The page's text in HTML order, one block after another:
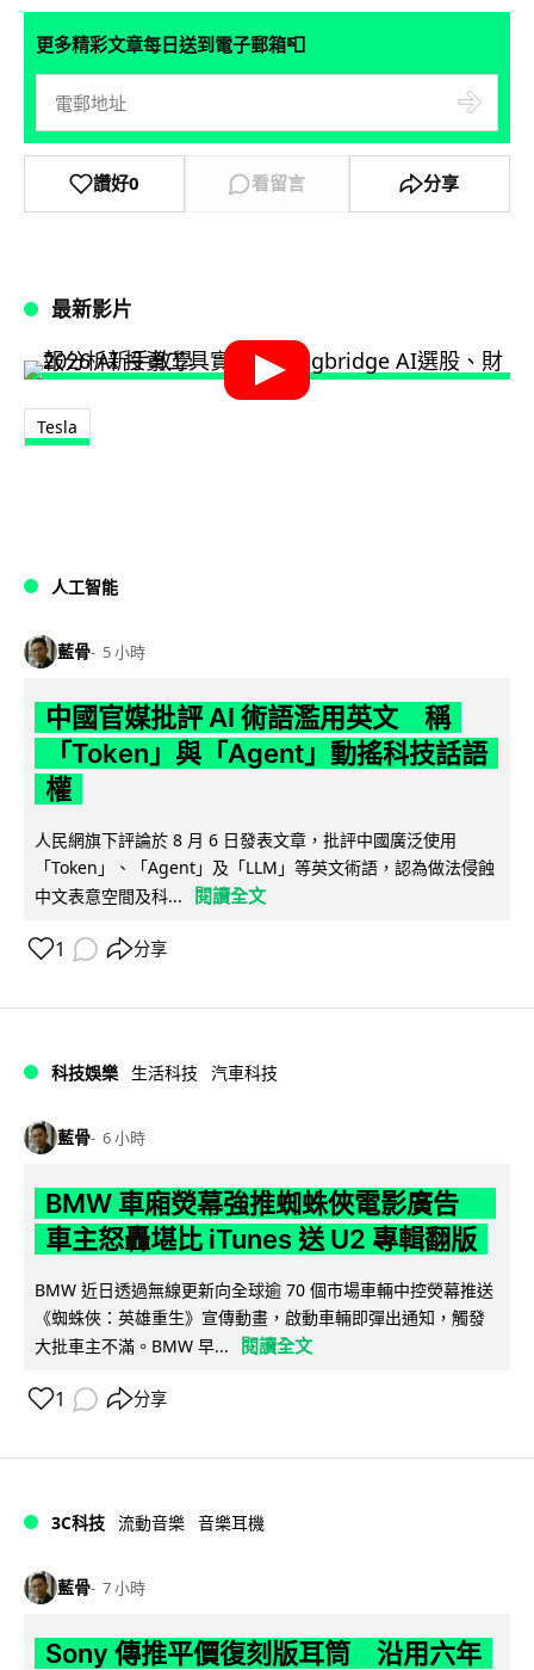
更多精彩文章每日送到電子郵箱📮
讚好0 看留言 分享
最新影片
Tesla
人工智能
藍骨 5 小時
中國官媒批評 AI 術語濫用英文 稱
「Token」與「Agent」動搖科技話語
權
人民網旗下評論於 8 月 6 日發表文章，批評中國廣泛使用
「Token」、「Agent」及「LLM」等英文術語，認為做法侵蝕
中文表意空間及科...
閱讀全文
1 分享
科技娛樂 生活科技 汽車科技
藍骨 6 小時
BMW 車廂熒幕強推蜘蛛俠電影廣告
車主怒轟堪比 iTunes 送 U2 專輯翻版
BMW 近日透過無線更新向全球逾 70 個市場車輛中控熒幕推送
《蜘蛛俠：英雄重生》宣傳動畫，啟動車輛即彈出通知，觸發
大批車主不滿。BMW 早...
閱讀全文
1 分享
3C科技 流動音樂 音樂耳機
藍骨 7 小時
Sony 傳推平價復刻版耳筒 沿用六年